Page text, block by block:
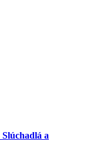
Slúchadlá a